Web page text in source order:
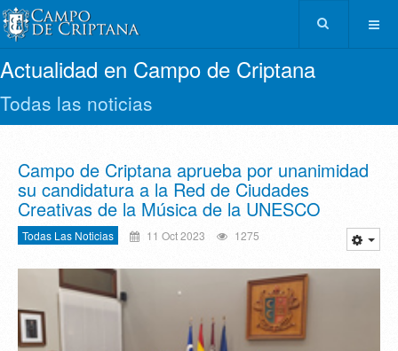
Actualidad en Campo de Criptana
Todas las noticias
Campo de Criptana aprueba por unanimidad
su candidatura a la Red de Ciudades
Creativas de la Música de la UNESCO
Todas Las Noticias 11 Oct 2023 1275